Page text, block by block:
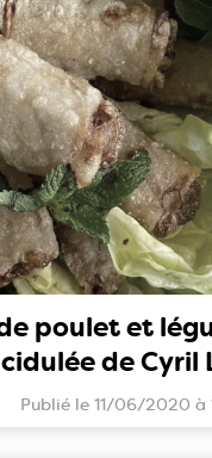
poulet et
de Cyril
Publié le 11/06/2020 à